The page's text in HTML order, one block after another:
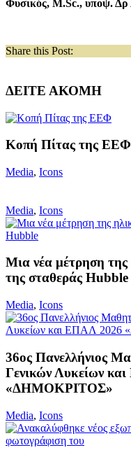
Φυσικός, M.Sc., υποψ.
Share this Post:
ΔΕΙΤΕ ΑΚΟΜΗ
Κοπή Πίτας της ΕΕΦ
Media, Icons
Media, Icons
Mια νέα μέτρηση της
της σταθεράς Hubble
Media, Icons
36ος Πανελλήνιος
Γενικών Λυκείων
«ΔΗΜΟΚΡΙΤΟΣ»
Media, Icons